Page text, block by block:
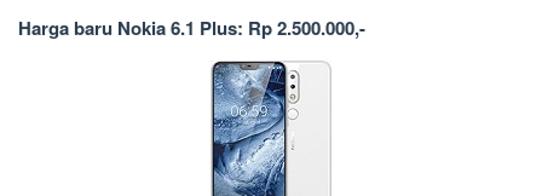
Harga baru Nokia 6.1 Plus: Rp 2.500.000,-